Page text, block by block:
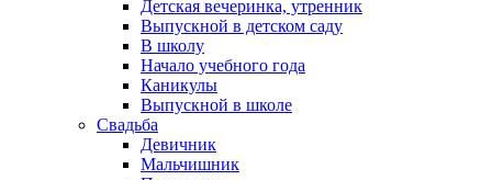
Детская вечеринка, утренник
Выпускной в детском саду
В школу
Начало учебного года
Каникулы
Выпускной в школе
Свадьба
Девичник
Мальчишник